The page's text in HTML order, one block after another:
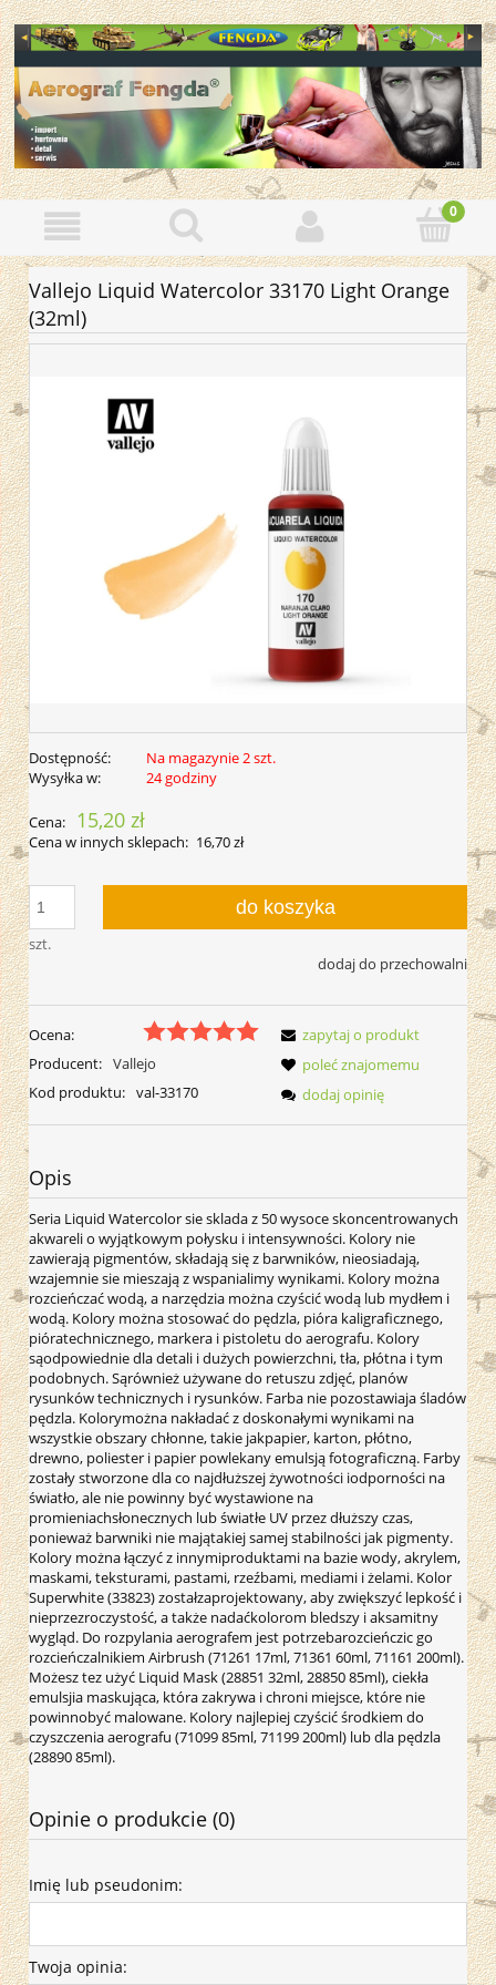
Vallejo Liquid Watercolor 33170 Light Orange
(32ml)
Dostępność:
Na magazynie 2 szt.
Wysyłka w:
24 godziny
Cena: 15,20 zł
Cena w innych sklepach: 16,70 zł
szt.
do koszyka
dodaj do przechowalni
Ocena:
Producent: Vallejo
Kod produktu: val-33170
zapytaj o produkt
poleć znajomemu
dodaj opinię
Opis
Seria Liquid Watercolor sie sklada z 50 wysoce skoncentrowanych
akwareli o wyjątkowym połysku i intensywności. Kolory nie
zawierają pigmentów, składają się z barwników, nieosiadają,
wzajemnie sie mieszają z wspanialimy wynikami. Kolory można
rozcieńczać wodą, a narzędzia można czyścić wodą lub mydłem i
wodą. Kolory można stosować do pędzla, pióra kaligraficznego,
pióratechnicznego, markera i pistoletu do aerografu. Kolory
sąodpowiednie dla detali i dużych powierzchni, tła, płótna i tym
podobnych. Sąrównież używane do retuszu zdjęć, planów
rysunków technicznych i rysunków. Farba nie pozostawiaja śladów
pędzla. Kolorymożna nakładać z doskonałymi wynikami na
wszystkie obszary chłonne, takie jakpapier, karton, płótno,
drewno, poliester i papier powlekany emulsją fotograficzną. Farby
zostały stworzone dla co najdłuższej żywotności iodporności na
światło, ale nie powinny być wystawione na
promieniachsłonecznych lub światłe UV przez dłuższy czas,
ponieważ barwniki nie majątakiej samej stabilności jak pigmenty.
Kolory można łączyć z innymiproduktami na bazie wody, akrylem,
maskami, teksturami, pastami, rzeźbami, mediami i żelami. Kolor
Superwhite (33823) zostałzaprojektowany, aby zwiększyć lepkość i
nieprzezroczystość, a także nadaćkolorom bledszy i aksamitny
wygląd. Do rozpylania aerografem jest potrzebarozcieńczic go
rozcieńczalnikiem Airbrush (71261 17ml, 71361 60ml, 71161 200ml).
Możesz tez użyć Liquid Mask (28851 32ml, 28850 85ml), ciekła
emulsjia maskująca, która zakrywa i chroni miejsce, które nie
powinnobyć malowane. Kolory najlepiej czyścić środkiem do
czyszczenia aerografu (71099 85ml, 71199 200ml) lub dla pędzla
(28890 85ml).
Opinie o produkcie (0)
Imię lub pseudonim:
Twoja opinia: